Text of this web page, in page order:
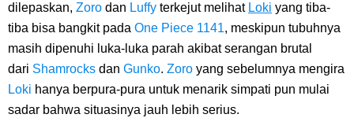
dilepaskan, Zoro dan Luffy terkejut melihat Loki yang tiba-
tiba bisa bangkit pada One Piece 1141, meskipun tubuhnya
masih dipenuhi luka-luka parah akibat serangan brutal
dari Shamrocks dan Gunko. Zoro yang sebelumnya mengira
Loki hanya berpura-pura untuk menarik simpati pun mulai
sadar bahwa situasinya jauh lebih serius.